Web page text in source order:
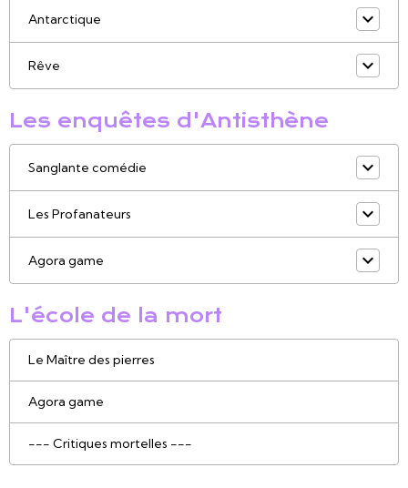
Antarctique
Rêve
Les enquêtes d'Antisthène
Sanglante comédie
Les Profanateurs
Agora game
L'école de la mort
Le Maître des pierres
Agora game
--- Critiques mortelles ---